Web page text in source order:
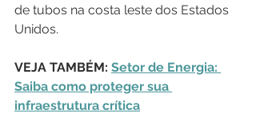
de tubos na costa leste dos Estados
Unidos.
VEJA TAMBÉM: Setor de Energia:
Saiba como proteger sua
infraestrutura crítica